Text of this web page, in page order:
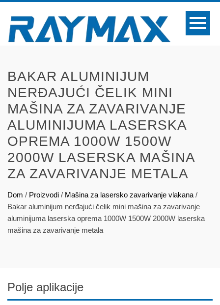
BAKAR ALUMINIJUM
NERĐAJUĆI ČELIK MINI
MAŠINA ZA ZAVARIVANJE
ALUMINIJUMA LASERSKA
OPREMA 1000W 1500W
2000W LASERSKA MAŠINA
ZA ZAVARIVANJE METALA
Dom / Proizvodi / Mašina za lasersko zavarivanje vlakana /
Bakar aluminijum nerđajući čelik mini mašina za zavarivanje
aluminijuma laserska oprema 1000W 1500W 2000W laserska
mašina za zavarivanje metala
Polje aplikacije